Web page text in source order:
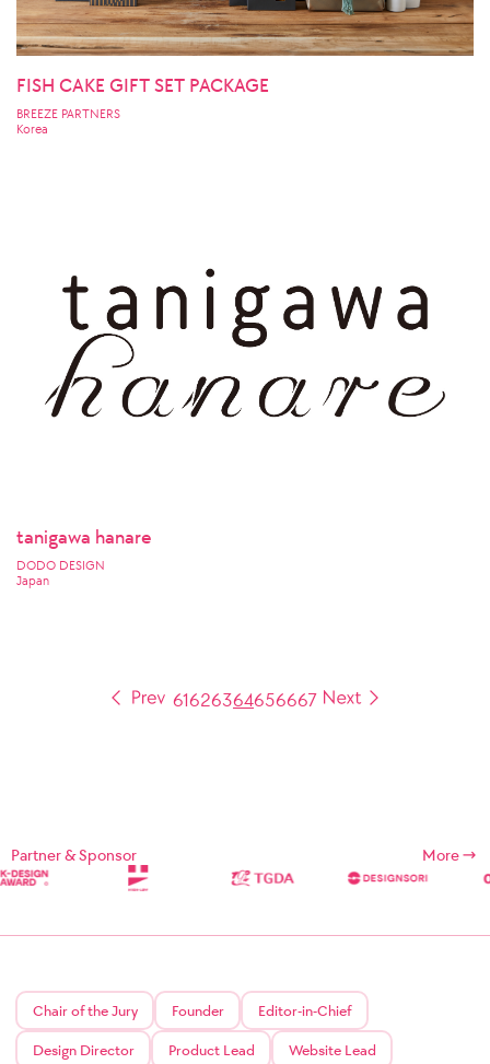
FISH CAKE GIFT SET PACKAGE
BREEZE PARTNERS
Korea
tanigawa hanare
DODO DESIGN
Japan
61626364656667
Partner & Sponsor More
Chair of the Jury Founder Editor-in-Chief
Design Director Product Lead Website Lead